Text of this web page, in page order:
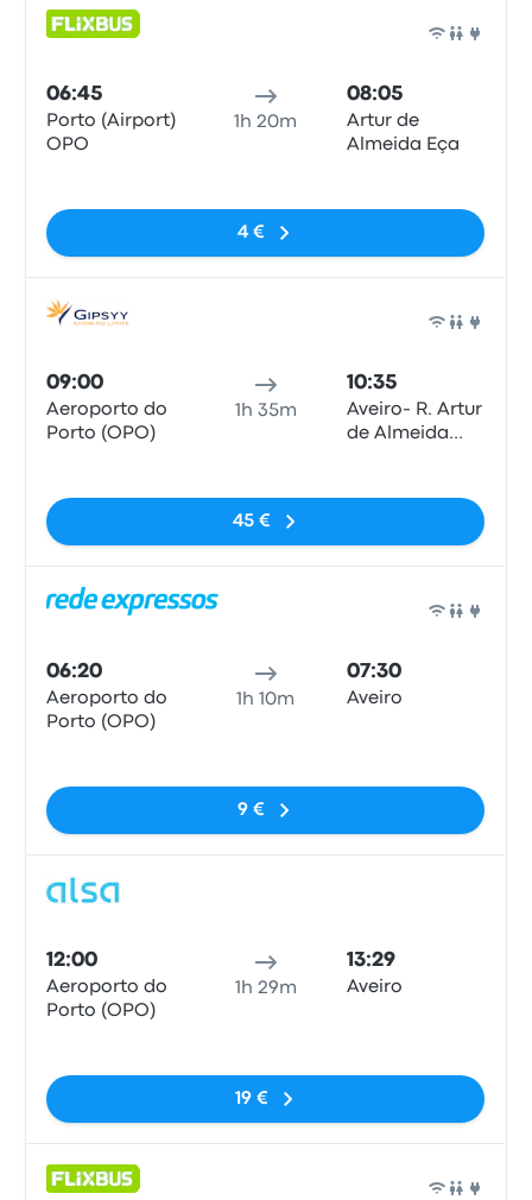
06:45
Porto (Airport)
OPO
1h 20m
08:05
Artur de
Almeida Eça
4 €
09:00
Aeroporto do
Porto (OPO)
1h 35m
10:35
Aveiro- R. Artur
de Almeida
45 €
06:20
Aeroporto do
Porto (OPO)
1h 10m
07:30
Aveiro
9 €
12:00
Aeroporto do
Porto (OPO)
1h 29m
13:29
Aveiro
19 €